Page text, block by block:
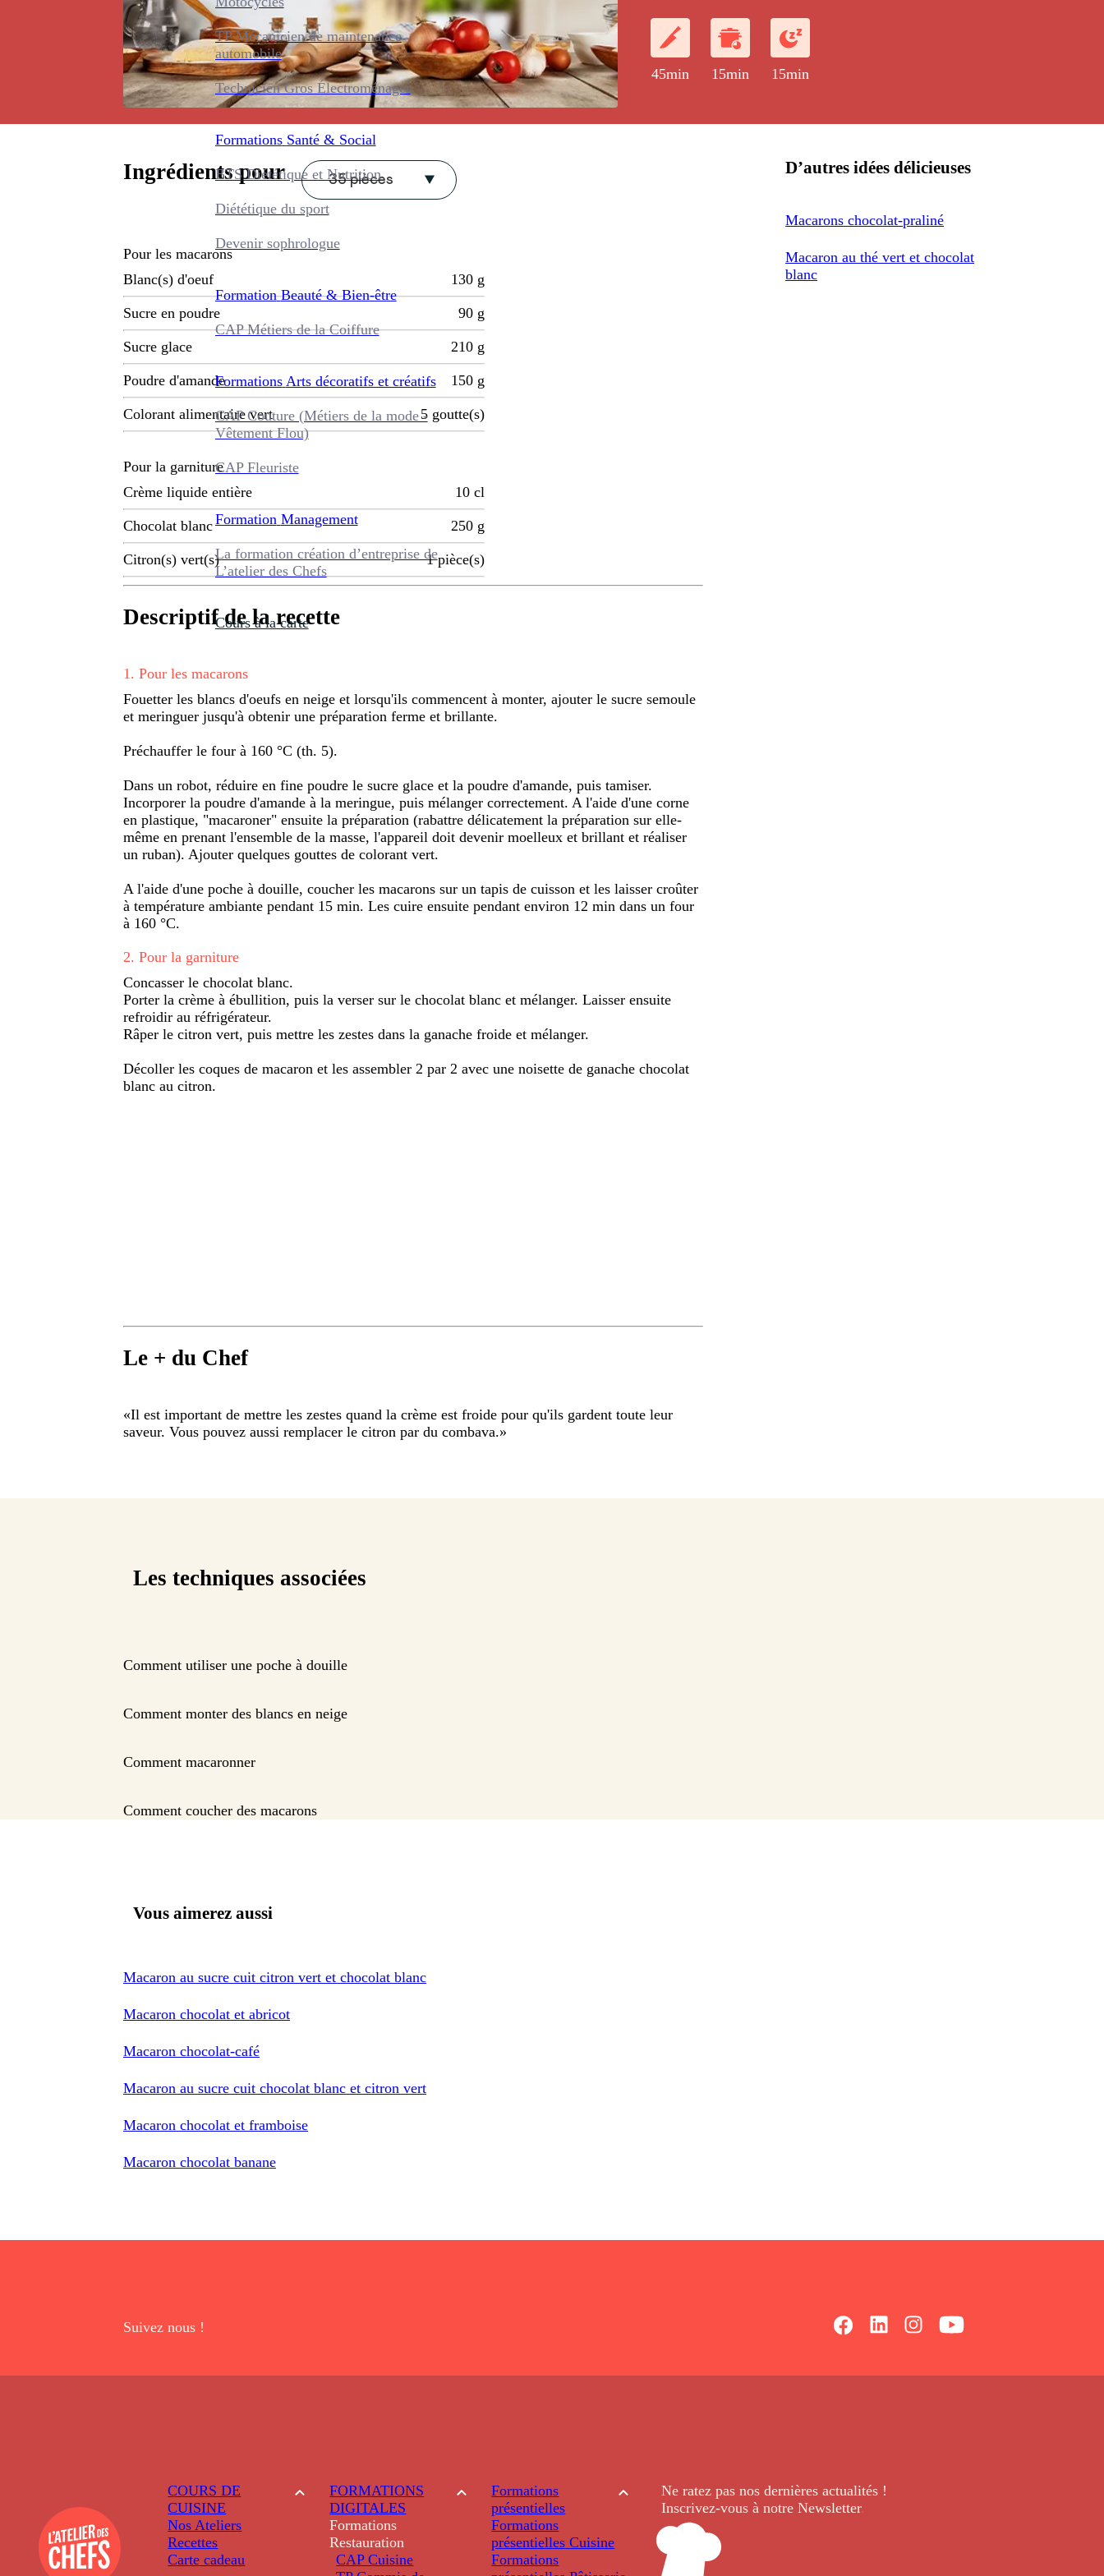
TP Mécanicien de maintenance
automobile
Technicien Gros Électroménager
Formations Santé & Social
BTS Diététique et Nutrition
Diététique du sport
Devenir sophrologue
Formation Beauté & Bien-être
CAP Métiers de la Coiffure
Formations Arts décoratifs et créatifs
CAP Couture (Métiers de la mode -
Vêtement Flou)
CAP Fleuriste
Formation Management
La formation création d’entreprise de
L’atelier des Chefs
Cours à la carte
45min 15min 15min
Ingrédients pour 35 pièces
Pour les macarons
Blanc(s) d'oeuf
130 g
Sucre en poudre 90 g
Sucre glace 210 g
Poudre d'amande 150 g
Colorant alimentaire vert 5 goutte(s)
Pour la garniture
Crème liquide entière
10 cl
Chocolat blanc 250 g
Citron(s) vert(s) 1 pièce(s)
Descriptif de la recette
1 . Pour les macarons
Fouetter les blancs d'oeufs en neige et lorsqu'ils commencent à monter, ajouter le sucre semoule
et meringuer jusqu'à obtenir une préparation ferme et brillante.
Préchauffer le four à 160 °C (th. 5).
Dans un robot, réduire en fine poudre le sucre glace et la poudre d'amande, puis tamiser.
Incorporer la poudre d'amande à la meringue, puis mélanger correctement. A l'aide d'une corne
en plastique, "macaroner" ensuite la préparation (rabattre délicatement la préparation sur elle-
même en prenant l'ensemble de la masse, l'appareil doit devenir moelleux et brillant et réaliser
un ruban). Ajouter quelques gouttes de colorant vert.
A l'aide d'une poche à douille, coucher les macarons sur un tapis de cuisson et les laisser croûter
à température ambiante pendant 15 min. Les cuire ensuite pendant environ 12 min dans un four
à 160 °C.
2. Pour la garniture
Concasser le chocolat blanc.
Porter la crème à ébullition, puis la verser sur le chocolat blanc et mélanger. Laisser ensuite
refroidir au réfrigérateur.
Râper le citron vert, puis mettre les zestes dans la ganache froide et mélanger.
Décoller les coques de macaron et les assembler 2 par 2 avec une noisette de ganache chocolat
blanc au citron.
Le + du Chef
«Il est important de mettre les zestes quand la crème est froide pour qu'ils gardent toute leur
saveur. Vous pouvez aussi remplacer le citron par du combava.»
D’autres idées délicieuses
Macarons chocolat-praliné
Macaron au thé vert et chocolat
blanc
Les techniques associées
Comment utiliser une poche à douille
Comment monter des blancs en neige
Comment macaronner
Comment coucher des macarons
Vous aimerez aussi
Macaron au sucre cuit citron vert et chocolat blanc
Macaron chocolat et abricot
Macaron chocolat-café
Macaron au sucre cuit chocolat blanc et citron vert
Macaron chocolat et framboise
Macaron chocolat banane
Suivez nous !
COURS DE
CUISINE
Nos Ateliers
Recettes
Carte cadeau
FORMATIONS
DIGITALES
Formations
Restauration
CAP Cuisine
Formations
présentielles
Formations
présentielles Cuisine
Formations
Ne ratez pas nos dernièresactualités !
Inscrivez-vous à notre Newsletter.